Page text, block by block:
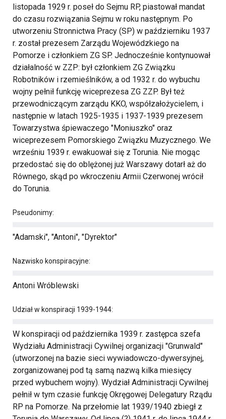
listopada 1929 r. poseł do Sejmu RP, piastował mandat
do czasu rozwiązania Sejmu w roku następnym. Po
utworzeniu Stronnictwa Pracy (SP) w październiku 1937
r. został prezesem Zarządu Wojewódzkiego na
Pomorze i członkiem ZG SP. Jednocześnie kontynuował
działalność w ZZP: był członkiem ZG Związku
Robotników i rzemieślników, a od 1932 r. do wybuchu
wojny pełnił funkcję wiceprezesa ZG ZZP. Był też
przewodniczącym zarządu KKO, współzałożycielem, i
następnie w latach 1925-1935 i 1937-1939 prezesem
Towarzystwa śpiewaczego "Moniuszko" oraz
wiceprezesem Pomorskiego Związku Muzycznego. We
wrześniu 1939 r. ewakuował się z Torunia. Nie mogąc
przedostać się do oblężonej już Warszawy dotarł aż do
Równego, skąd po wkroczeniu Armii Czerwonej wrócił
do Torunia.
Pseudonimy:
"Adamski", "Antoni", "Dyrektor"
Nazwisko konspiracyjne:
Antoni Wróblewski
Udział w konspiracji 1939-1944:
W konspiracji od października 1939 r. zastępca szefa
Wydziału Administracji Cywilnej organizacji "Grunwald"
(utworzonej na bazie sieci wywiadowczo-dywersyjnej,
zorganizowanej pod tą samą nazwą kilka miesięcy
przed wybuchem wojny). Wydział Administracji Cywilnej
pełnił w tym czasie funkcję Okręgowej Delegatury Rządu
RP na Pomorze. Na przełomie lat 1939/1940 zbiegł z